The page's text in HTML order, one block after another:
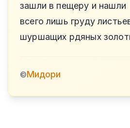
зашли в пещеру и нашли
всего лишь груду
шуршащих рдяных
©Мидори